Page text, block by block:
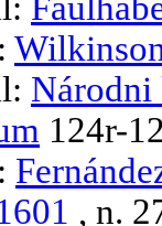
Národni
124r-
, n.